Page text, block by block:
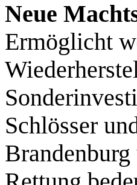
Neue
Ermöglicht
Schlösser